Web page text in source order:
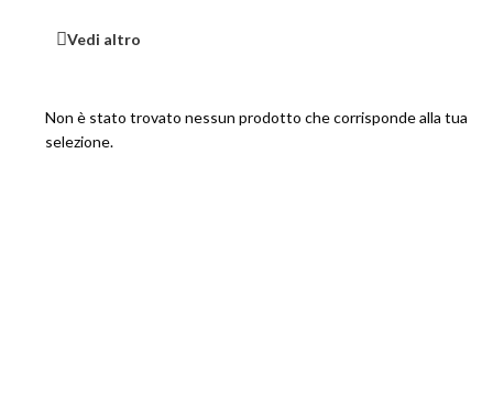
Vedi altro
Non è stato trovato nessun prodotto che corrisponde alla tua
selezione.